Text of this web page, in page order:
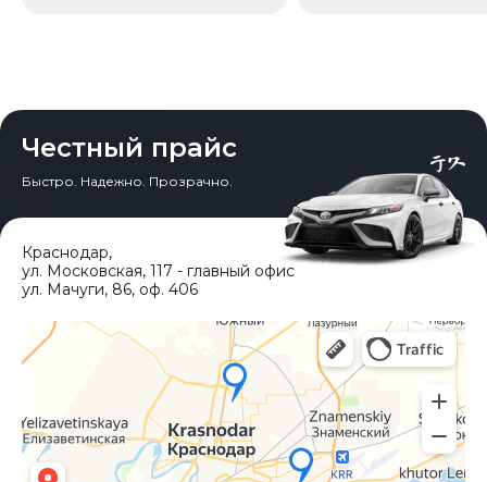
Честный прайс
Быстро. Надежно. Прозрачно.
Краснодар,
ул. Московская, 117 - главный офис
ул. Мачуги, 86, оф. 406